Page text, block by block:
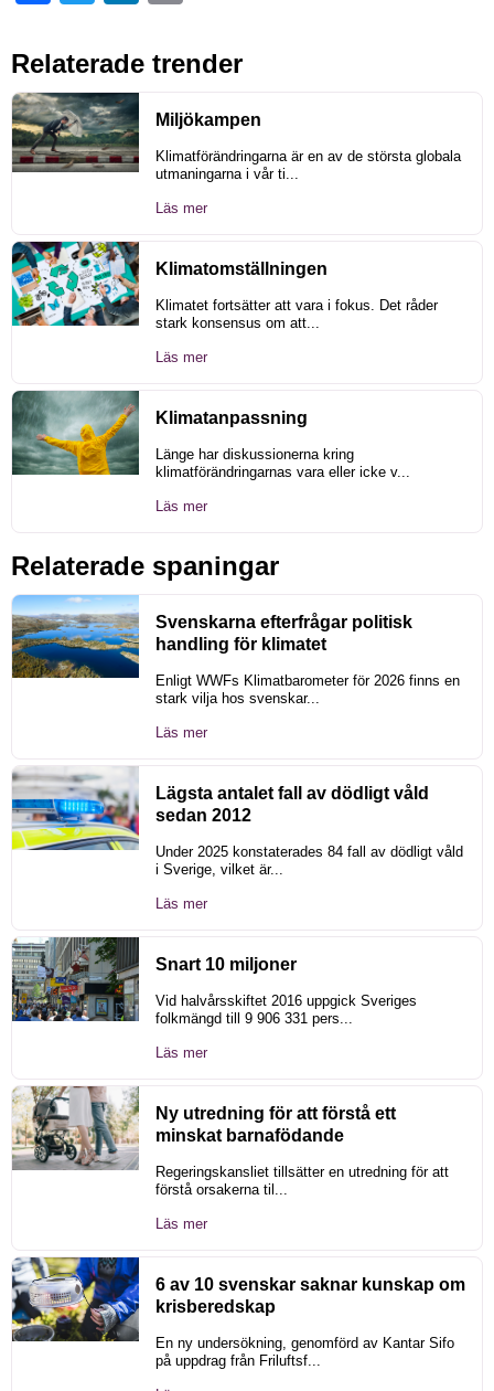
Relaterade trender
Miljökampen
Klimatförändringarna är en av de största globala
utmaningarna i vår ti...
Läs mer
Klimatomställningen
Klimatet fortsätter att vara i fokus. Det råder
stark konsensus om att...
Läs mer
Klimatanpassning
Länge har diskussionerna kring
klimatförändringarnas vara eller icke v...
Läs mer
Relaterade spaningar
Svenskarna efterfrågar politisk
handling för klimatet
Enligt WWFs Klimatbarometer för 2026 finns en
stark vilja hos svenskar...
Läs mer
Lägsta antalet fall av dödligt våld
sedan 2012
Under 2025 konstaterades 84 fall av dödligt våld
i Sverige, vilket är...
Läs mer
Snart 10 miljoner
Vid halvårsskiftet 2016 uppgick Sveriges
folkmängd till 9 906 331 pers...
Läs mer
Ny utredning för att förstå ett
minskat barnafödande
Regeringskansliet tillsätter en utredning för att
förstå orsakerna til...
Läs mer
6 av 10 svenskar saknar kunskap om
krisberedskap
En ny undersökning, genomförd av Kantar Sifo
på uppdrag från Friluftsf...